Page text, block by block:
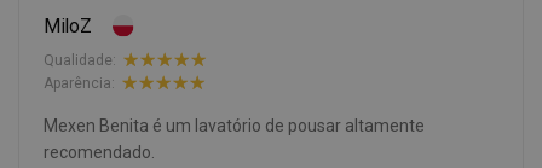
MiloZ
Qualidade:
Aparência:
Mexen Benita é um lavatório de pousar altamente
recomendado.